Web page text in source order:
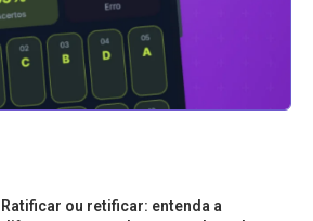
Ratificar ou retificar: entenda a